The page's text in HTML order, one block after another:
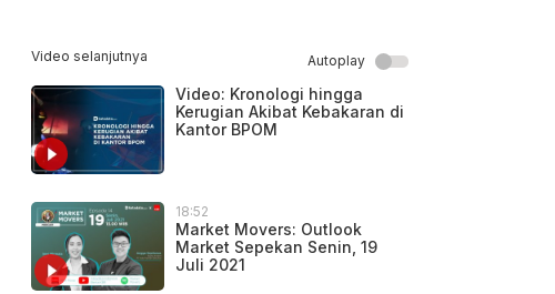
Video selanjutnya Autoplay
Video: Kronologi hingga
Kerugian Akibat Kebakaran di
Kantor BPOM
18:52
Market Movers: Outlook
Market Sepekan Senin, 19
Juli 2021